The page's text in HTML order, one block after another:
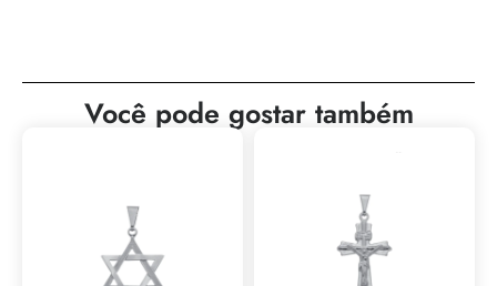
Você pode gostar também